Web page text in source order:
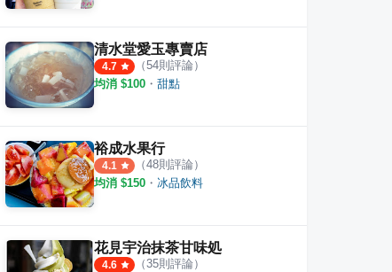
清水堂愛玉專賣店
4.7 （54則評論）
均消 $100 ・ 甜點
裕成水果行
4.1 （48則評論）
均消 $150 ・ 冰品飲料
花見宇治抹茶甘味処
4.6 （35則評論）